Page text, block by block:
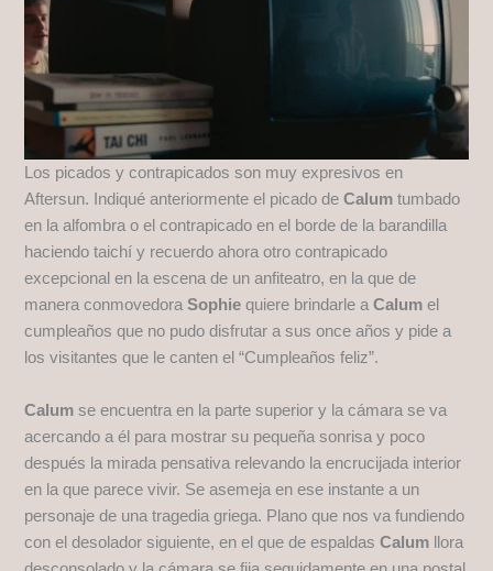
Los picados y contrapicados son muy expresivos en
Aftersun. Indiqué anteriormente el picado deCalum tumbado
en la alfombra o el contrapicado en el borde de la barandilla
haciendo taichí y recuerdo ahora otro contrapicado
excepcional en la escena de un anfiteatro, en la que de
manera conmovedoraSophie quiere brindarle aCalum el
cumpleaños que no pudo disfrutar a sus once años y pide a
los visitantes que le canten el “Cumpleaños feliz”.
Calum se encuentra en la parte superior y la cámara se va
acercando a él para mostrar su pequeña sonrisa y poco
después la mirada pensativa relevando la encrucijada interior
en la que parece vivir. Se asemeja en ese instante a un
personaje de una tragedia griega. Plano que nos va fundiendo
con el desolador siguiente, en el que de espaldasCalum llora